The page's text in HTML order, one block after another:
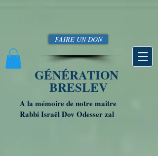
FAIRE UN DON
GÉNÉRATION
BRESLEV
A la mémoire de notre maitre
Rabbi Israël Dov Odesser zal